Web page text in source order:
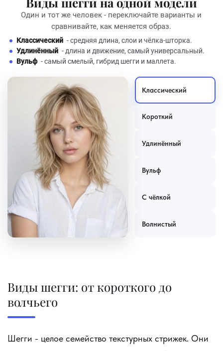
Один и тот же человек - переключайте варианты и
сравнивайте, как меняется образ.
Классический - средняя длина, слои и чёлка-шторка.
Удлинённый - длина и движение, самый универсальный.
Вульф - самый смелый, гибрид шегги и маллета.
Классический
Короткий
Удлинённый
Вульф
С чёлкой
Волнистый
Виды шегги: от короткого до
волчьего
Шегги - целое семейство текстурных стрижек. Они